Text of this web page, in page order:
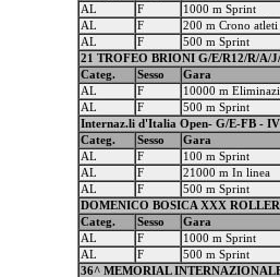
AL
F 1000 m Sprint
AL
F 200 m Crono atleti
AL
F 500 m Sprint
21 TROFEO BRIONI G/E/R12/R/A/
Categ.
Sesso Gara
AL
F 10000 m
AL
F 500 m Sprint
Internaz.li d'Italia Open- G/E-FB -
Categ.
Sesso Gara
AL
F 100 m Sprint
AL
F 21000 m In linea
AL
F 500 m Sprint
DOMENICO BOSICA XXX
Categ.
Sesso Gara
AL
F 1000 m Sprint
AL
F 500 m Sprint
36^ MEMORIAL